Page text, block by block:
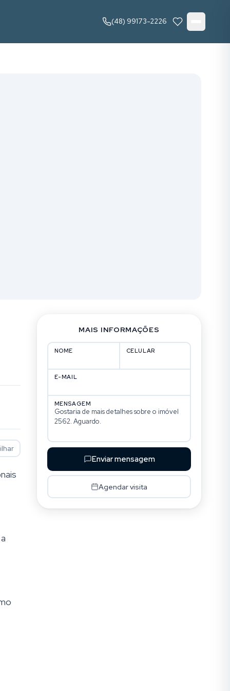
(48) 99173-2226
MAIS INFORMAÇÕES
NOME CELULAR
E-MAIL
MENSAGEM
Enviar mensagem
Agendar visita